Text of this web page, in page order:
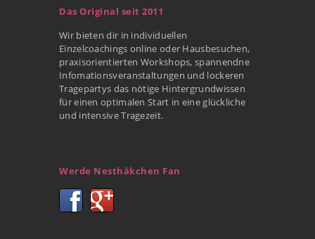
Das Original seit 2011
Wir bieten dir in individuellen
Einzelcoachings online oder Hausbesuchen,
praxisorientierten Workshops, spannendne
Infomationsveranstaltungen und lockeren
Tragepartys das nötige Hintergrundwissen
für einen optimalen Start in eine glückliche
und intensive Tragezeit.
Werde Nesthäkchen Fan